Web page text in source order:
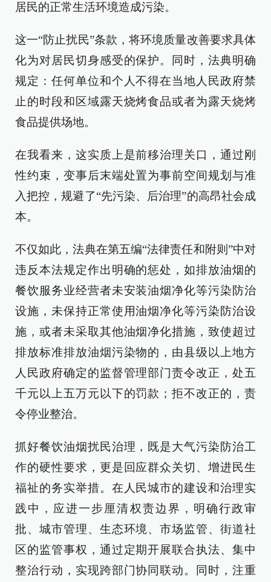
居民的正常生活环境造成污染。
这一“防止扰民”条款，将环境质量改善要求具体
化为对居民切身感受的保护。同时，法典明确
规定：任何单位和个人不得在当地人民政府禁
止的时段和区域露天烧烤食品或者为露天烧烤
食品提供场地。
在我看来，这实质上是前移治理关口，通过刚
性约束，变事后末端处置为事前空间规划与准
入把控，规避了“先污染、后治理”的高昂社会成
本。
不仅如此，法典在第五编“法律责任和附则”中对
违反本法规定作出明确的惩处，如排放油烟的
餐饮服务业经营者未安装油烟净化等污染防治
设施，未保持正常使用油烟净化等污染防治设
施，或者未采取其他油烟净化措施，致使超过
排放标准排放油烟污染物的，由县级以上地方
人民政府确定的监督管理部门责令改正，处五
千元以上五万元以下的罚款；拒不改正的，责
令停业整治。
抓好餐饮油烟扰民治理，既是大气污染防治工
作的硬性要求，更是回应群众关切、增进民生
福祉的务实举措。在人民城市的建设和治理实
践中，应进一步厘清权责边界，明确行政审
批、城市管理、生态环境、市场监管、街道社
区的监管事权，通过定期开展联合执法、集中
整治行动，实现跨部门协同联动。同时，注重